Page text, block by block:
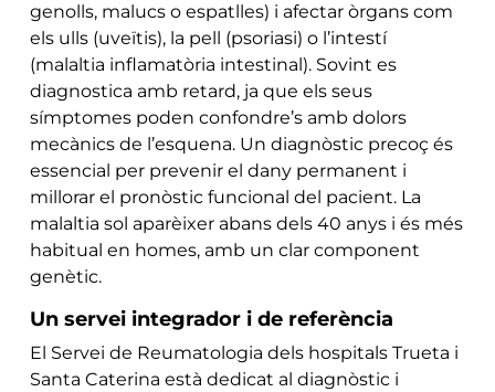
genolls, malucs o espatlles) i afectar òrgans com
els ulls (uveïtis), la pell (psoriasi) o l’intestí
(malaltia inflamatòria intestinal). Sovint es
diagnostica amb retard, ja que els seus
símptomes poden confondre’s amb dolors
mecànics de l’esquena. Un diagnòstic precoç és
essencial per prevenir el dany permanent i
millorar el pronòstic funcional del pacient. La
malaltia sol aparèixer abans dels 40 anys i és més
habitual en homes, amb un clar component
genètic.
Un servei integrador i de referència
El Servei de Reumatologia dels hospitals Trueta i
Santa Caterina està dedicat al diagnòstic i